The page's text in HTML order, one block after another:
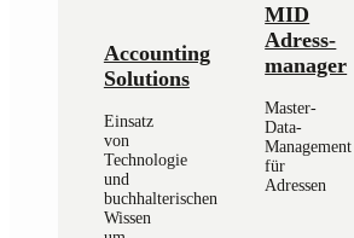
Accounting
Solutions
Einsatz
von
Technologie
und
buchhalterischen
Wissen
MID
Adress­
manager
Master-
Data-
Management
für
Adressen